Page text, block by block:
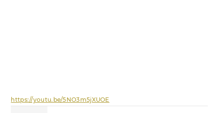
https://youtu.be/5NO3m5jXUOE